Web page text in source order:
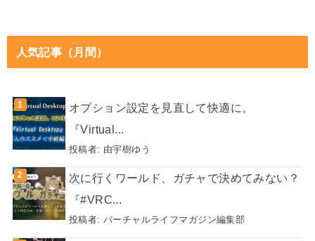
人気記事（月間）
オプション設定を見直して快適に。
『Virtual...
投稿者: 由宇樹ゆう
次に行くワールド、ガチャで決めてみない？
『#VRC...
投稿者: バーチャルライフマガジン編集部